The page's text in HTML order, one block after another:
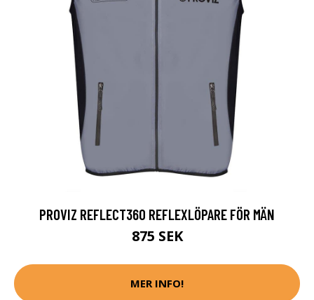
PROVIZ REFLECT360 REFLEXLÖPARE FÖR MÄN
875 SEK
MER INFO!